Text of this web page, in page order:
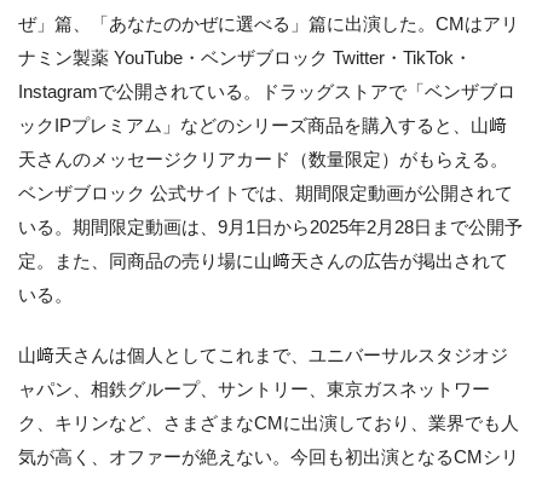
ぜ」篇、「あなたのかぜに選べる」篇に出演した。CMはアリ
ナミン製薬 YouTube・ベンザブロック Twitter・TikTok・
Instagramで公開されている。ドラッグストアで「ベンザブロ
ックIPプレミアム」などのシリーズ商品を購入すると、山﨑
天さんのメッセージクリアカード（数量限定）がもらえる。
ベンザブロック 公式サイトでは、期間限定動画が公開されて
いる。期間限定動画は、9月1日から2025年2月28日まで公開予
定。また、同商品の売り場に山﨑天さんの広告が掲出されて
いる。
山﨑天さんは個人としてこれまで、ユニバーサルスタジオジ
ャパン、相鉄グループ、サントリー、東京ガスネットワー
ク、キリンなど、さまざまなCMに出演しており、業界でも人
気が高く、オファーが絶えない。今回も初出演となるCMシリ